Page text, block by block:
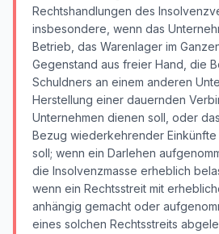
Rechtshandlungen des
insbesondere, wenn das
Betrieb, das Warenlager im
Gegenstand aus freier Hand, die
Schuldners an einem anderen
Herstellung einer dauernden
Unternehmen dienen soll, oder
Bezug wiederkehrender
soll; wenn ein Darlehen
die Insolvenzmasse erheblich
wenn ein Rechtsstreit mit
anhängig gemacht oder
eines solchen Rechtsstreits